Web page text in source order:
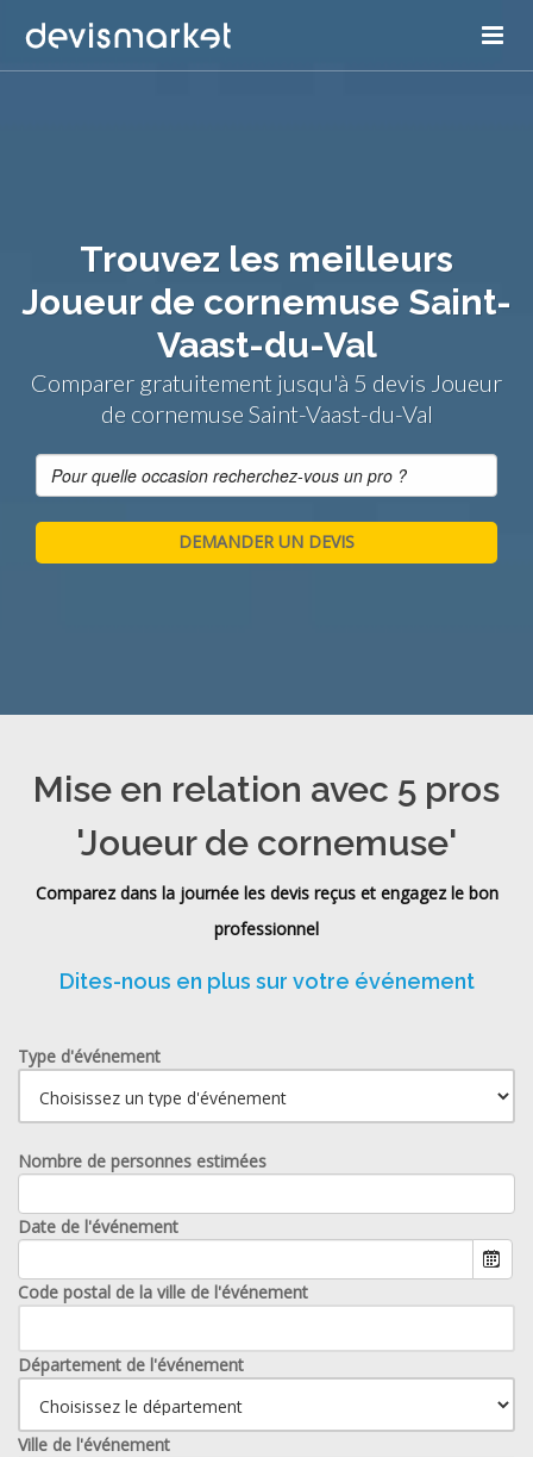
Trouvez les meilleurs
Joueur de cornemuse Saint-
Vaast-du-Val
Comparer gratuitement jusqu'à 5 devis Joueur
de cornemuse Saint-Vaast-du-Val
Mise en relation avec 5 pros
'Joueur de cornemuse'
Comparez dans la journée les devis reçus et engagez le bon
professionnel
Dites-nous en plus sur votre événement
Type d'événement
Nombre de personnes estimées
Date de l'événement
Code postal de la ville de l'événement
Département de l'événement
Ville de l'événement